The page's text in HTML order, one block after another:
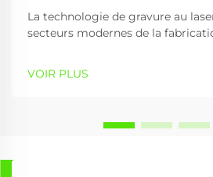
La technologie de gravure au
secteurs modernes de la
graver utilise des faisceaux laser
VOIR PLUS